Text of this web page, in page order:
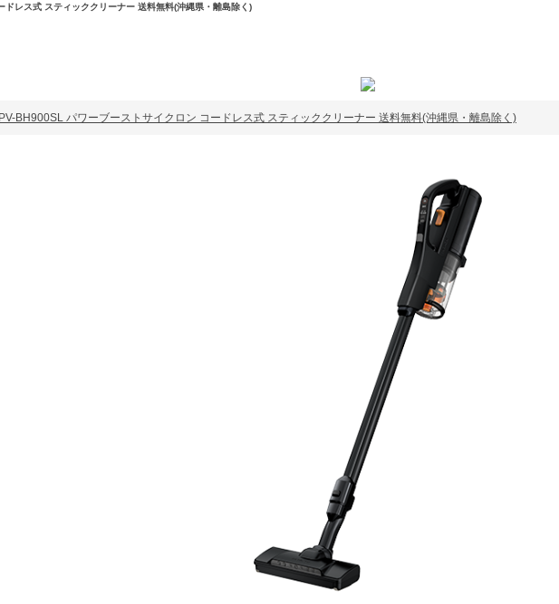
レス式 スティッククリーナー 送料無料(沖縄県・離島除く)
BH900SL パワーブーストサイクロン コードレス式 スティッククリーナー 送料無料(沖縄県・離島除く)